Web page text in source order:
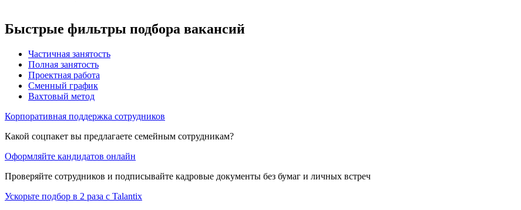
Быстрые фильтры подбора вакансий
Частичная занятость
Полная занятость
Проектная работа
Сменный график
Вахтовый метод
Корпоративная поддержка сотрудников
Какой соцпакет вы предлагаете семейным сотрудникам?
Оформляйте кандидатов онлайн
Проверяйте сотрудников и подписывайте кадровые документы без бумаг и личных встреч
Ускорьте подбор в 2 раза с Talantix